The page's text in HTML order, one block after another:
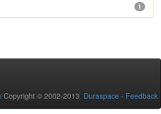
1
Copyright © 2002-2013 Duraspace - Feedback